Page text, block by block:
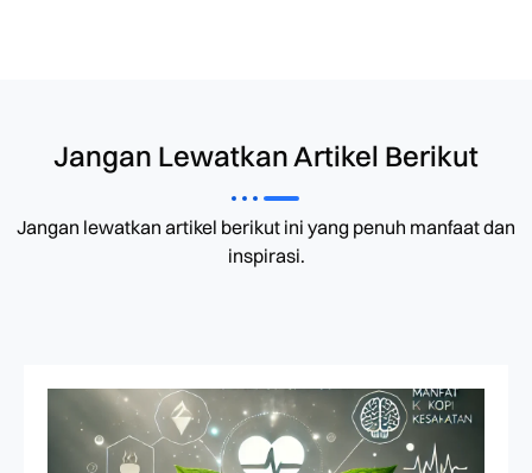
Jangan Lewatkan Artikel Berikut
Jangan lewatkan artikel berikut ini yang penuh manfaat dan
inspirasi.